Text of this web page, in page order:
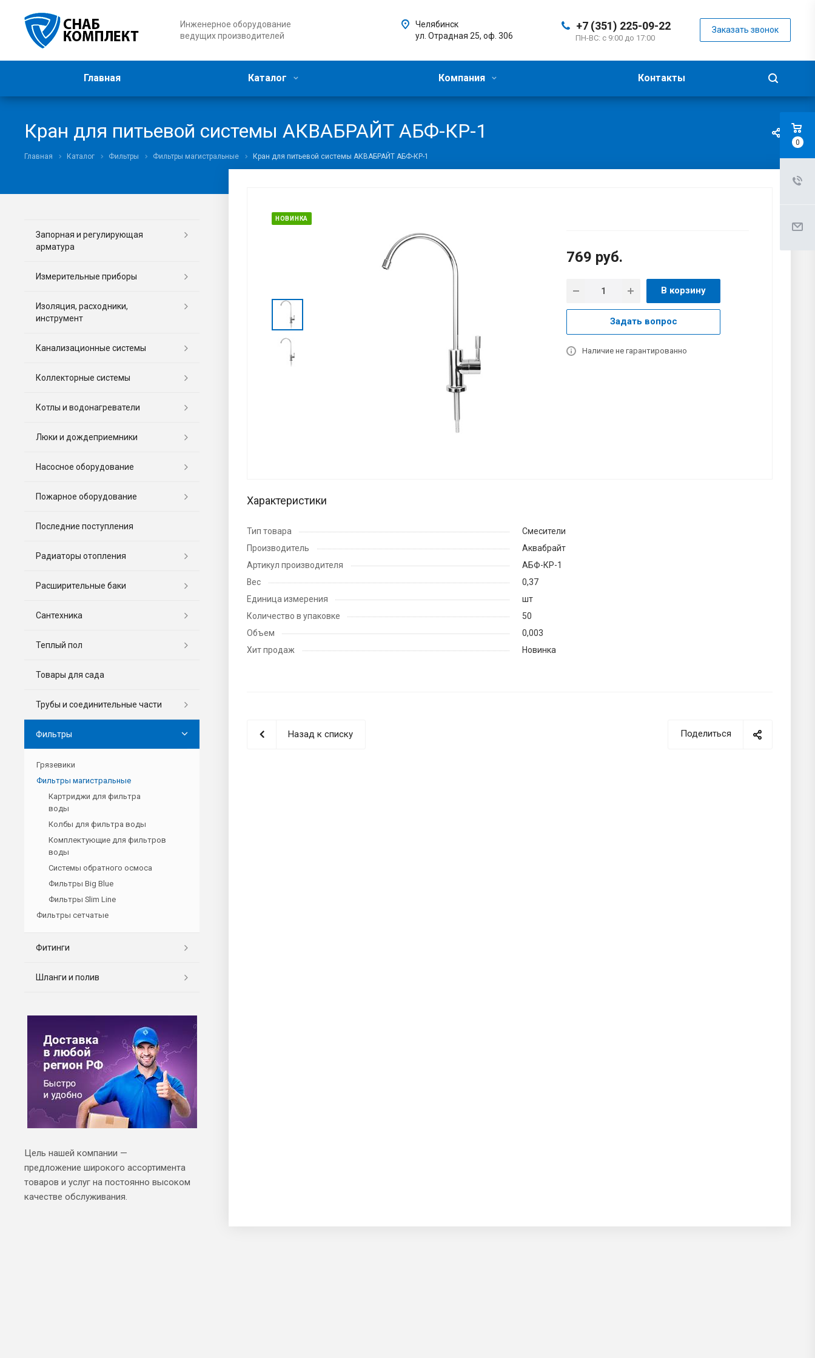
Инженерное оборудование
ведущих производителей
+7 (351) 225-09-22
ПН-ВС: с 9:00 до 17:00
Заказать звонок
Челябинск
ул. Отрадная 25, оф. 306
Главная Каталог Компания Контакты
Кран для питьевой системы АКВАБРАЙТ АБФ-КР-1
Главная Каталог Фильтры Фильтры магистральные Кран для питьевой системы АКВАБРАЙТ АБФ-КР-1
НОВИНКА
769 руб.
В корзину
Задать вопрос
Наличие не гарантированно
Характеристики
Тип товара
Смесители
Производитель
Аквабрайт
Артикул производителя
АБФ-КР-1
Вес
0,37
Единица измерения
шт
Количество в упаковке
50
Объем
0,003
Хит продаж
Новинка
Поделиться
Назад к списку
Запорная и регулирующая
арматура
Измерительные приборы
Изоляция, расходники,
инструмент
Канализационные системы
Коллекторные системы
Котлы и водонагреватели
Люки и дождеприемники
Насосное оборудование
Пожарное оборудование
Последние поступления
Радиаторы отопления
Расширительные баки
Сантехника
Теплый пол
Товары для сада
Трубы и соединительные части
Фильтры
Грязевики
Фильтры магистральные
Картриджи для фильтра
воды
Колбы для фильтра воды
Комплектующие для фильтров
воды
Системы обратного осмоса
Фильтры Big Blue
Фильтры Slim Line
Фильтры сетчатые
Фитинги
Шланги и полив
Цель нашей компании —
предложение широкого ассортимента
товаров и услуг на постоянно высоком
качестве обслуживания.
0